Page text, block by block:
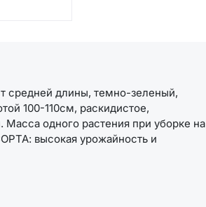
средней длины, темно-зеленый,
100-110см, раскидистое,
одного растения при уборке на
высокая урожайность и